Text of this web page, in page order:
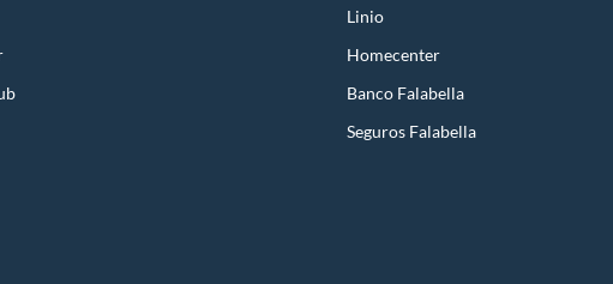
Linio
Homecenter
Banco Falabella
Seguros Falabella